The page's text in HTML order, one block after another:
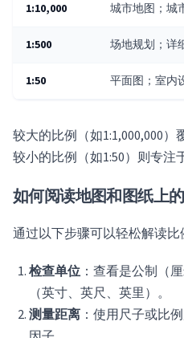
1:10,000 城市地图；城
1:500 场地规划；详
1:50 平面图；室内
较大的比例（如1:1,000,000
较小的比例（如1:50）则专注
如何阅读地图和图纸上
通过以下步骤可以轻松解读比
检查单位 ：查看是公制（
（英寸、英尺、英里）。
测量距离 ：使用尺子或比